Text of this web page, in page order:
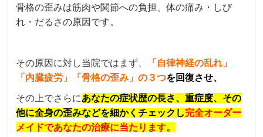
骨格の歪みは筋肉や関節への負担、体の痛み・しび
れ・だるさの原因です。
その原因に対し当院ではまず、
「自律神経の乱れ」
「内臓疲労」「骨格の歪み」の３つを回復させ、
その上でさらにあなたの症状歴の長さ、重症度、その
他に全身の歪みなどを細かくチェックし完全オーダー
メイドであなたの治療に当たります。